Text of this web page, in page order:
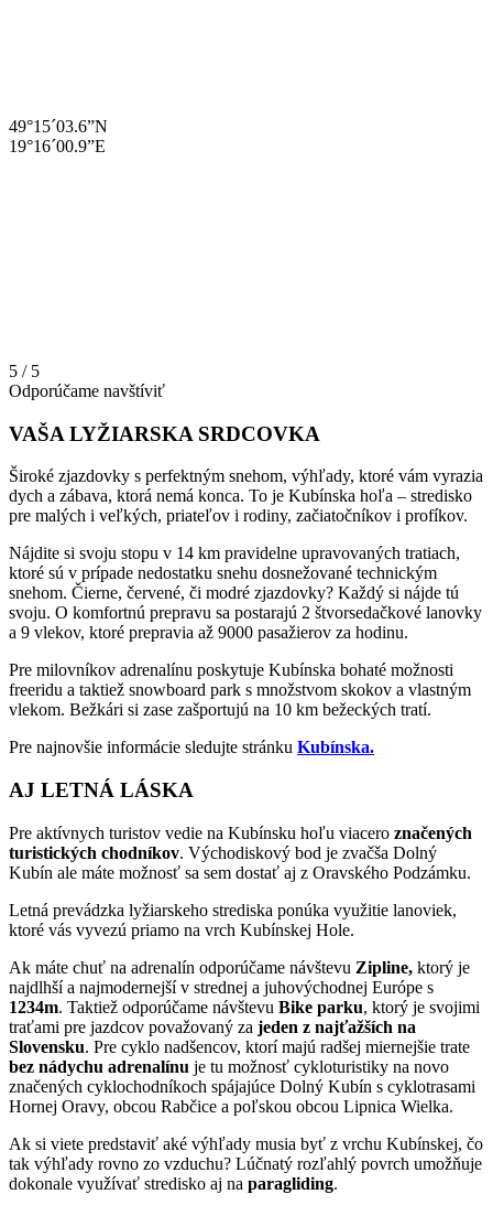
49°15´03.6”N
19°16´00.9”E
5 / 5
Odporúčame navštíviť
VAŠA LYŽIARSKA SRDCOVKA
Široké zjazdovky s perfektným snehom, výhľady, ktoré vám vyrazia
dych a zábava, ktorá nemá konca. To je Kubínska hoľa – stredisko
pre malých i veľkých, priateľov i rodiny, začiatočníkov i profíkov.
Nájdite si svoju stopu v 14 km pravidelne upravovaných tratiach,
ktoré sú v prípade nedostatku snehu dosnežované technickým
snehom. Čierne, červené, či modré zjazdovky? Každý si nájde tú
svoju. O komfortnú prepravu sa postarajú 2 štvorsedačkové lanovky
a 9 vlekov, ktoré prepravia až 9000 pasažierov za hodinu.
Pre milovníkov adrenalínu poskytuje Kubínska bohaté možnosti
freeridu a taktiež snowboard park s množstvom skokov a vlastným
vlekom. Bežkári si zase zašportujú na 10 km bežeckých tratí.
Pre najnovšie informácie sledujte stránku Kubínska.
AJ LETNÁ LÁSKA
Pre aktívnych turistov vedie na Kubínsku hoľu viacero značených
turistických chodníkov. Východiskový bod je zvačša Dolný
Kubín ale máte možnosť sa sem dostať aj z Oravského Podzámku.
Letná prevádzka lyžiarskeho strediska ponúka využitie lanoviek,
ktoré vás vyvezú priamo na vrch Kubínskej Hole.
Ak máte chuť na adrenalín odporúčame návštevu Zipline, ktorý je
najdlhší a najmodernejší v strednej a juhovýchodnej Európe s
1234m. Taktiež odporúčame návštevu Bike parku, ktorý je svojimi
traťami pre jazdcov považovaný za jeden z najťažších na
Slovensku. Pre cyklo nadšencov, ktorí majú radšej miernejšie trate
bez nádychu adrenalínu je tu možnosť cykloturistiky na novo
značených cyklochodníkoch spájajúce Dolný Kubín s cyklotrasami
Hornej Oravy, obcou Rabčice a poľskou obcou Lipnica Wielka.
Ak si viete predstaviť aké výhľady musia byť z vrchu Kubínskej, čo
tak výhľady rovno zo vzduchu? Lúčnatý rozľahlý povrch umožňuje
dokonale využívať stredisko aj na paragliding.